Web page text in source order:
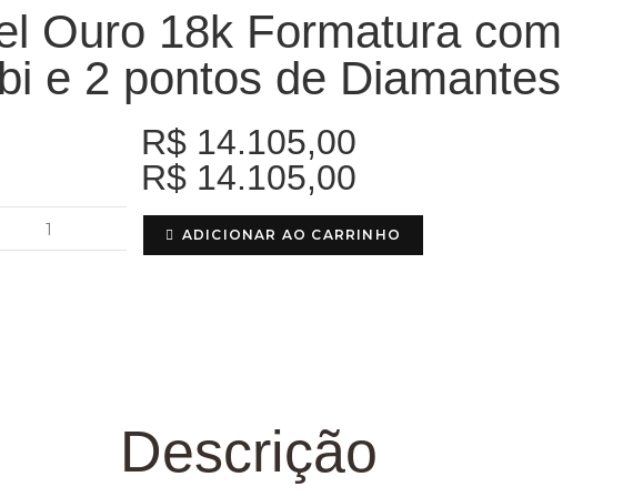
Ouro 18k Formatura com
e 2 pontos de Diamantes
R$ 14.105,00
R$ 14.105,00
ADICIONAR AO CARRINHO
Descrição